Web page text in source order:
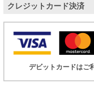
クレジットカード決済
デビットカードはご